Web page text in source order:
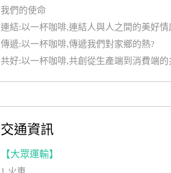
我們的使命
連結:以一杯咖啡,連結人與人之間的美好情
傳遞:以一杯咖啡,傳遞我們對家鄉的熱?
共好:以一杯咖啡,共創從生產端到消費端的
交通資訊
【大眾運輸】